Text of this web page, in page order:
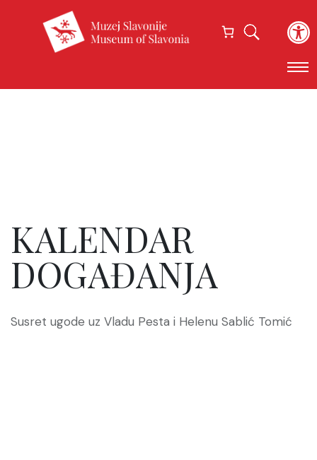
KALENDAR
DOGAĐANJA
Susret ugode uz Vladu Pesta i Helenu Sablić Tomić